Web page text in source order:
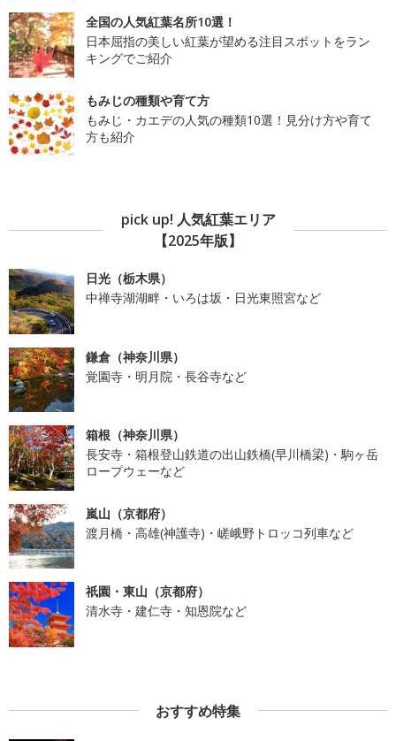
全国の人気紅葉名所10選！
日本屈指の美しい紅葉が望める注目スポットをラン
キングでご紹介
もみじの種類や育て方
もみじ・カエデの人気の種類10選！見分け方や育て
方も紹介
pick up! 人気紅葉エリア
【2025年版】
日光（栃木県）
中禅寺湖湖畔・いろは坂・日光東照宮など
鎌倉（神奈川県）
覚園寺・明月院・長谷寺など
箱根（神奈川県）
長安寺・箱根登山鉄道の出山鉄橋(早川橋梁)・駒ヶ岳
ロープウェーなど
嵐山（京都府）
渡月橋・高雄(神護寺)・嵯峨野トロッコ列車など
祇園・東山（京都府）
清水寺・建仁寺・知恩院など
おすすめ特集